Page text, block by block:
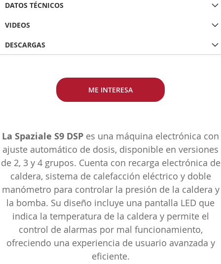
DATOS TÉCNICOS
VIDEOS
DESCARGAS
ME INTERESA
La Spaziale S9 DSP es una máquina electrónica con
ajuste automático de dosis, disponible en versiones
de 2, 3 y 4 grupos. Cuenta con recarga electrónica de
caldera, sistema de calefacción eléctrico y doble
manómetro para controlar la presión de la caldera y
la bomba. Su diseño incluye una pantalla LED que
indica la temperatura de la caldera y permite el
control de alarmas por mal funcionamiento,
ofreciendo una experiencia de usuario avanzada y
eficiente.